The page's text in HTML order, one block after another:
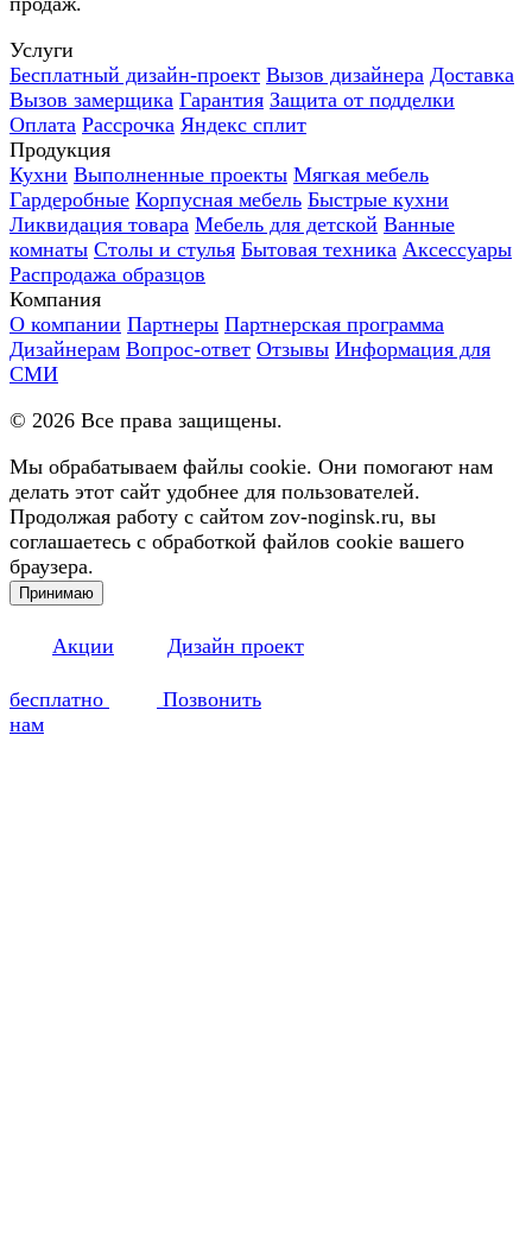
Услуги
Бесплатный дизайн-проект Вызов дизайнера Доставка
Вызов замерщика Гарантия Защита от подделки
Оплата Рассрочка Яндекс сплит
Продукция
Кухни Выполненные проекты Мягкая мебель
Гардеробные Корпусная мебель Быстрые кухни
Ликвидация товара Мебель для детской Ванные
комнаты Столы и стулья Бытовая техника Аксессуары
Распродажа образцов
Компания
О компании Партнеры Партнерская программа
Дизайнерам Вопрос-ответ Отзывы Информация для
СМИ
© 2026 Все права защищены.
Мы обрабатываем файлы cookie. Они помогают нам
делать этот сайт удобнее для пользователей.
Продолжая работу с сайтом zov-noginsk.ru, вы
соглашаетесь с обработкой файлов cookie вашего
браузера.
Принимаю
Акции Дизайн проект
бесплатно
Позвонить
нам